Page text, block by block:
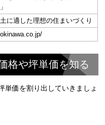
に適した理想の住まいづくり
格や坪単価を知る
単価を割り出していきましょ